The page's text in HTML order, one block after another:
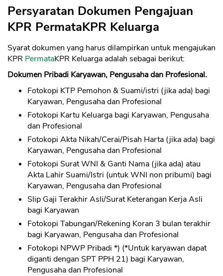
Persyaratan Dokumen Pengajuan
KPR PermataKPR Keluarga
Syarat dokumen yang harus dilampirkan untuk mengajukan
KPR PermataKPR Keluarga adalah sebagai berikut:
Dokumen Pribadi Karyawan, Pengusaha dan Profesional.
Fotokopi KTP Pemohon & Suami/istri (jika ada) bagi
Karyawan, Pengusaha dan Profesional
Fotokopi Kartu Keluarga bagi Karyawan, Pengusaha
dan Profesional
Fotokopi Akta Nikah/Cerai/Pisah Harta (jika ada) bagi
Karyawan, Pengusaha dan Profesional
Fotokopi Surat WNI & Ganti Nama (jika ada) atau
Akta Lahir Suami/Istri (untuk WNI non pribumi) bagi
Karyawan, Pengusaha dan Profesional
Slip Gaji Terakhir Asli/Surat Keterangan Kerja Asli
bagi Karyawan
Fotokopi Tabungan/Rekening Koran 3 bulan terakhir
bagi Karyawan, Pengusaha dan Profesional
Fotokopi NPWP Pribadi *) (*Untuk karyawan dapat
diganti dengan SPT PPH 21) bagi Karyawan,
Pengusaha dan Profesional